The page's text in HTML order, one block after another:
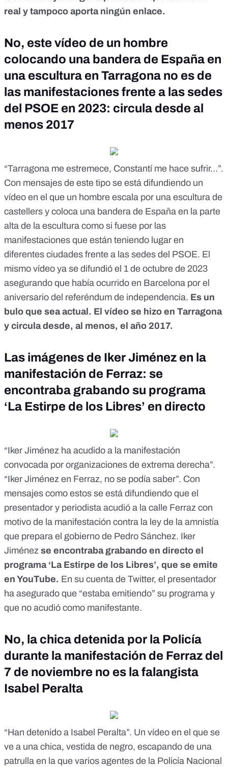
real y tampoco aporta ningún enlace.
No, este vídeo de un hombre
colocando una bandera de España en
una escultura en Tarragona no es de
las manifestaciones frente a las sedes
del PSOE en 2023: circula desde al
menos 2017
“Tarragona me estremece, Constantí me hace sufrir…”.
Con mensajes de este tipo se está difundiendo un
vídeo en el que un hombre escala por una escultura de
castellers y coloca una bandera de España en la parte
alta de la escultura como si fuese por las
manifestaciones que están teniendo lugar en
diferentes ciudades frente a las sedes del PSOE. El
mismo vídeo ya se difundió el 1 de octubre de 2023
asegurando que había ocurrido en Barcelona por el
aniversario del referéndum de independencia. Es un
bulo que sea actual. El vídeo se hizo en Tarragona
y circula desde, al menos, el año 2017.
Las imágenes de Iker Jiménez en la
manifestación de Ferraz: se
encontraba grabando su programa
‘La Estirpe de los Libres’ en directo
“Iker Jiménez ha acudido a la manifestación
convocada por organizaciones de extrema derecha”.
“Iker Jiménez en Ferraz, no se podía saber”. Con
mensajes como estos se está difundiendo que el
presentador y periodista acudió a la calle Ferraz con
motivo de la manifestación contra la ley de la amnistía
que prepara el gobierno de Pedro Sánchez. Iker
Jiménez se encontraba grabando en directo el
programa ‘La Estirpe de los Libres’, que se emite
en YouTube. En su cuenta de Twitter, el presentador
ha asegurado que “estaba emitiendo” su programa y
que no acudió como manifestante.
No, la chica detenida por la Policía
durante la manifestación de Ferraz del
7 de noviembre no es la falangista
Isabel Peralta
“Han detenido a Isabel Peralta”. Un vídeo en el que se
ve a una chica, vestida de negro, escapando de una
patrulla en la que varios agentes de la Policía Nacional